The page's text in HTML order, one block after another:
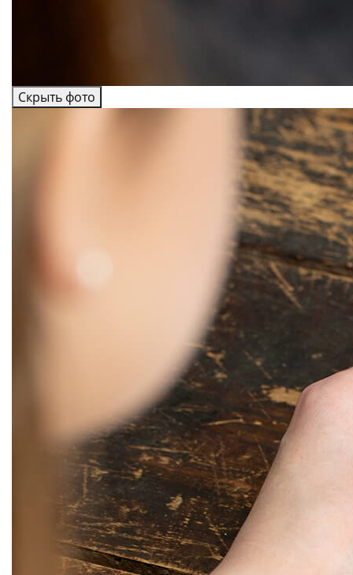
Скрыть фото